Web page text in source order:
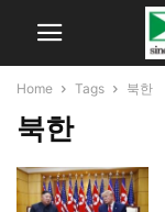
Home Tags 북한
북한